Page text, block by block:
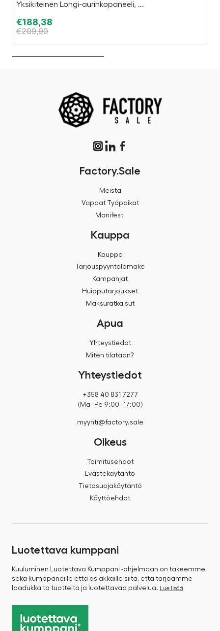
Yksikiteinen Longi-aurinkopaneeli, ...
€188,38
€209,90
Factory.Sale
Meistä
Vapaat Työpaikat
Manifesti
Kauppa
Kauppa
Tarjouspyyntölomake
Kampanjat
Huipputarjoukset
Maksuratkaisut
Apua
Yhteystiedot
Miten tilataan?
Yhteystiedot
+358 40 831 7277
(Ma–Pe 9:00–17:00)
myynti@factory.sale
Oikeus
Toimitusehdot
Evästekäytäntö
Tietosuojakäytäntö
Käyttöehdot
Luotettava kumppani
Kuuluminen Luotettava Kumppani -ohjelmaan on takeemme
sekä kumppaneille että asiakkaille siitä, että tarjoamme
laadukkaita tuotteita ja luotettavaa palvelua. Lue lisää